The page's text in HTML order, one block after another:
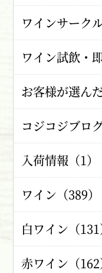
ワインサーク
ワイン試飲・
お客様が選ん
コジコジブロ
入荷情報（1）
ワイン（389）
白ワイン（131
赤ワイン（162